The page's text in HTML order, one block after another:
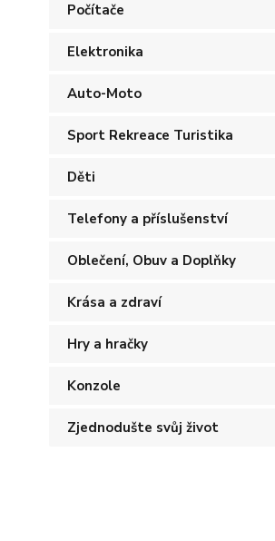
Počítače
Elektronika
Auto-Moto
Sport Rekreace Turistika
Děti
Telefony a příslušenství
Oblečení, Obuv a Doplňky
Krása a zdraví
Hry a hračky
Konzole
Zjednodušte svůj život